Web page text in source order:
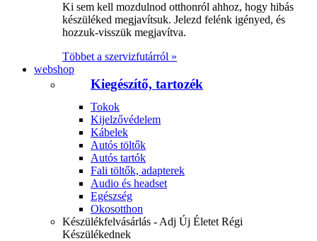
Ki sem kell mozdulnod otthonról ahhoz, hogy hibás
készüléked megjavítsuk. Jelezd felénk igényed, és
hozzuk-visszük megjavítva.
Többet a szervizfutárról »
webshop
Kiegészítő, tartozék
Tokok
Kijelzővédelem
Kábelek
Autós töltők
Autós tartók
Fali töltők, adapterek
Audio és headset
Egészség
Okosotthon
Készülékfelvásárlás - Adj Új Életet Régi
Készülékednek